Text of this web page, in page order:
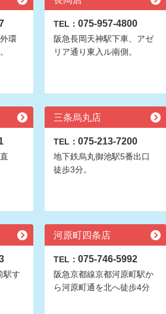
環
TEL： 075-957-4800
阪急長岡天神駅下車、アゼ
リア通り東入ル南側。
三条烏丸店
TEL： 075-213-7200
地下鉄烏丸御池駅5番出口
徒歩3分。
駅す
河原町四条店
TEL： 075-746-5992
阪急京都線京都河原町駅か
ら河原町通を北へ徒歩4分